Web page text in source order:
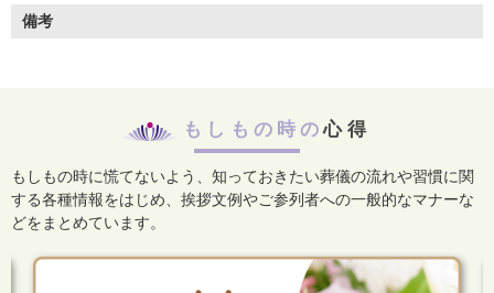
備考
もしもの時の心得
もしもの時に慌てないよう、知っておきたい葬儀の流れや習慣に関
する各種情報をはじめ、 挨拶文例やご参列者への一般的なマナーな
どをまとめています。